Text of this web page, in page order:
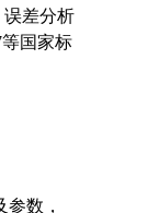
误差分析
国家标
数，